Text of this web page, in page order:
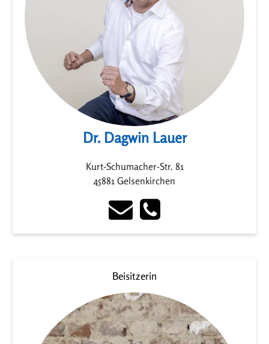
Dr. Dagwin Lauer
Kurt-Schumacher-Str. 81
45881 Gelsenkirchen
Beisitzerin